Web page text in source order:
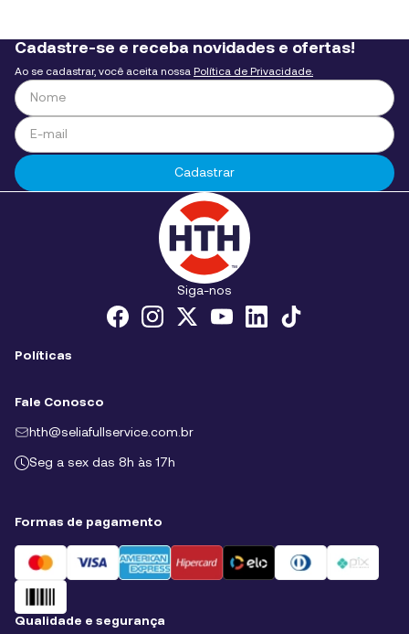
Cadastre-se e receba novidades e ofertas!
Ao se cadastrar, você aceita nossa Política de Privacidade.
Cadastrar
Siga-nos
Políticas
Fale Conosco
hth@seliafullservice.com.br
Seg a sex das 8h às 17h
Formas de pagamento
Qualidade e segurança